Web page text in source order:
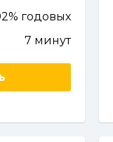
годовых
7 минут